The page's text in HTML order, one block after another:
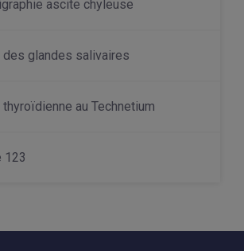
ascite chyleuse
des glandes salivaires
au Technetium
123